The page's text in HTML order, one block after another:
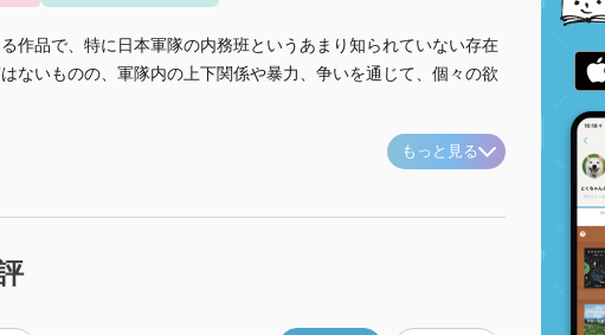
作品で、特に日本軍隊の内務班というあまり知られていない存在
ないものの、軍隊内の上下関係や暴力、争いを通じて、個々の欲
もっと見る